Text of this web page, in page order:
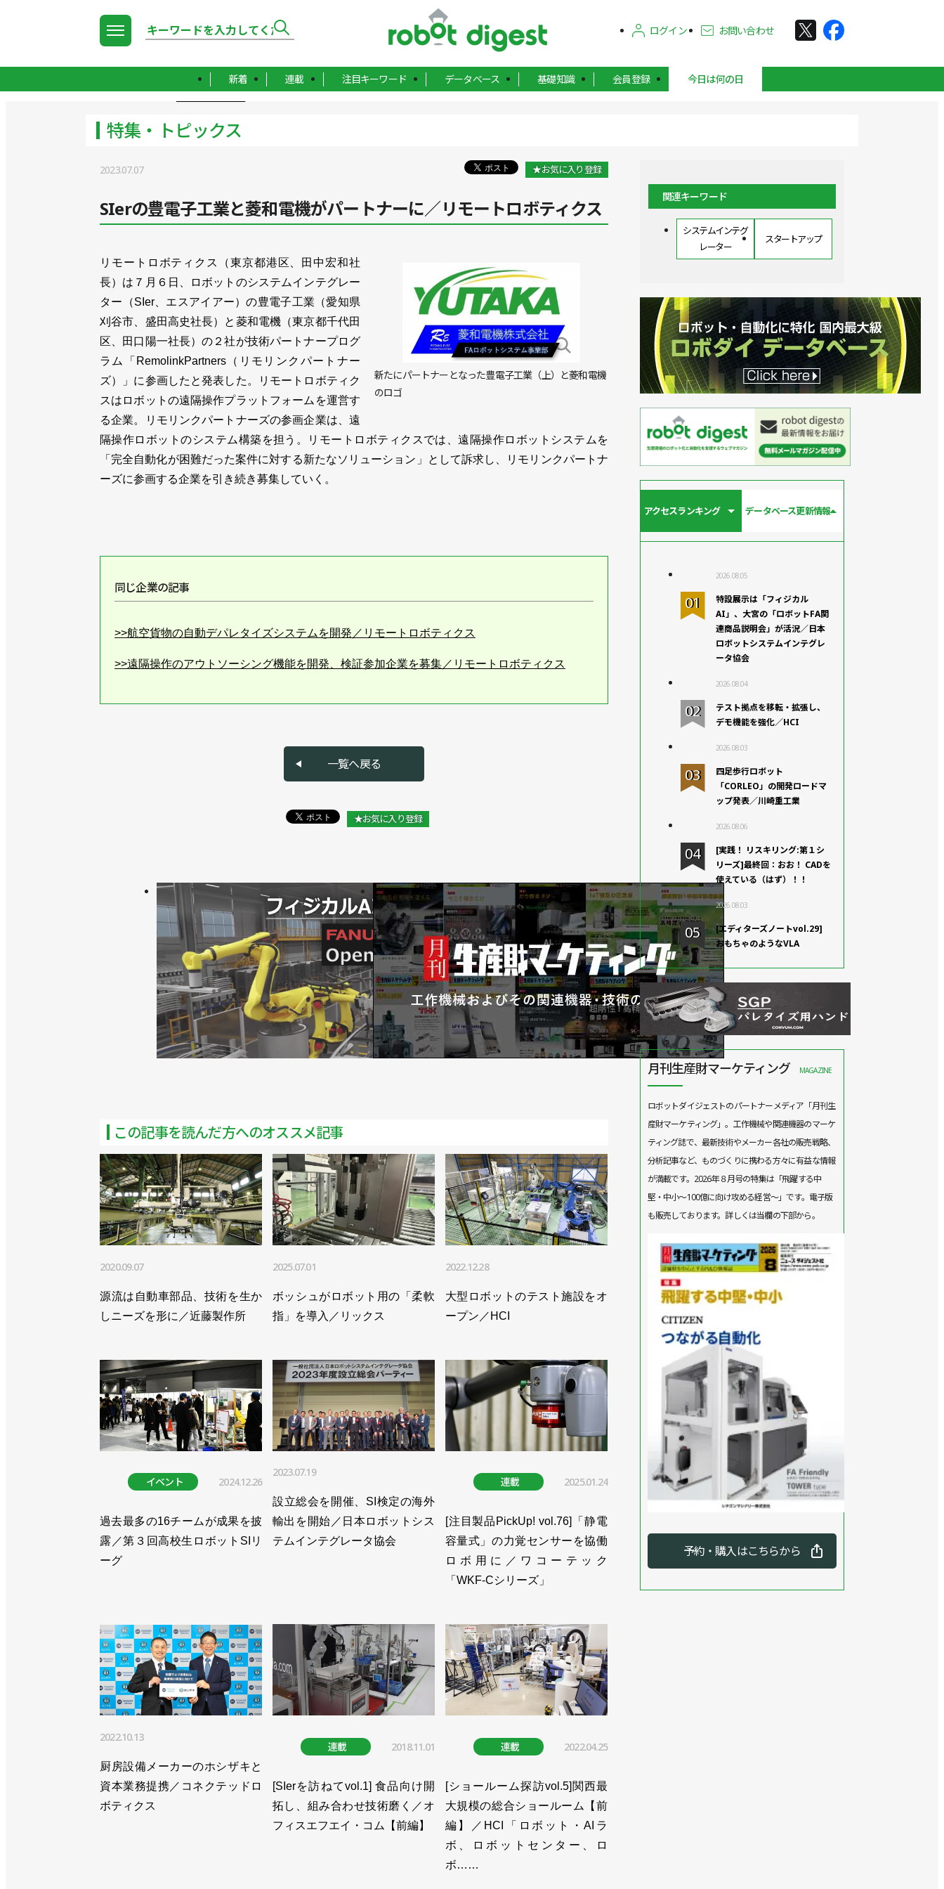
ログイン お問い合わせ
新着 連載 注目キーワード データベース 基礎知識 会員登録 今日は何の日
特集・トピックス
2023.07.07 ★お気に入り登録
SIerの豊電子工業と菱和電機がパートナーに／リモートロボティクス
新たにパートナーとなった豊電子工業（上）と菱和電機
のロゴ
リモートロボティクス（東京都港区、田中宏和社
長）は７月６日、ロボットのシステムインテグレー
ター（SIer、エスアイアー）の豊電子工業（愛知県
刈谷市、盛田高史社長）と菱和電機（東京都千代田
区、田口陽一社長）の２社が技術パートナープログ
ラム「RemolinkPartners（リモリンクパートナー
ズ）」に参画したと発表した。リモートロボティク
スはロボットの遠隔操作プラットフォームを運営す
る企業。リモリンクパートナーズの参画企業は、遠
隔操作ロボットのシステム構築を担う。リモートロボティクスでは、遠隔操作ロボットシステムを
「完全自動化が困難だった案件に対する新たなソリューション」として訴求し、リモリンクパートナ
ーズに参画する企業を引き続き募集していく。
同じ企業の記事
>>航空貨物の自動デパレタイズシステムを開発／リモートロボティクス
>>遠隔操作のアウトソーシング機能を開発、検証参加企業を募集／リモートロボティクス
>>川崎重工とスターテクノが遠隔ロボットのパートナーに／リモートロボティクス
>>遠隔操作システム開発のスモールスタートが可能に／リモートロボティクス
>>遠隔指示ロボットのサービスを開始／リモートロボティクス
>>最大500kmの遠隔地からロボットを操作、実証試験に成功／リモートロボティクス
一覧へ戻る
★お気に入り登録
この記事を読んだ方へのオススメ記事
2020.09.07
源流は自動車部品、技術を生か
しニーズを形に／近藤製作所
2025.07.01
ボッシュがロボット用の「柔軟
指」を導入／リックス
2022.12.28
大型ロボットのテスト施設をオ
ープン／HCI
イベント 2024.12.26
過去最多の16チームが成果を披
露／第３回高校生ロボットSIリ
ーグ
2023.07.19
設立総会を開催、SI検定の海外
輸出を開始／日本ロボットシス
テムインテグレータ協会
連載 2025.01.24
[注目製品PickUp! vol.76]「静電
容量式」の力覚センサーを協働
ロボ用に／ワコーテック
「WKF-Cシリーズ」
2022.10.13
厨房設備メーカーのホシザキと
資本業務提携／コネクテッドロ
ボティクス
連載 2018.11.01
[SIerを訪ねてvol.1] 食品向け開
拓し、組み合わせ技術磨く／オ
フィスエフエイ・コム【前編】
連載 2022.04.25
[ショールーム探訪vol.5]関西最
大規模の総合ショールーム【前
編】／HCI「ロボット・AIラ
ボ、ロボットセンター、ロ
ボ……
関連キーワード
システムインテグ
レーター
スタートアップ
アクセスランキング データベース更新情報
2026.08.05
特設展示は「フィジカル
AI」、大宮の「ロボットFA関
連商品説明会」が活況／日本
ロボットシステムインテグレ
ータ協会
2026.08.04
テスト拠点を移転・拡張し、
デモ機能を強化／HCI
2026.08.03
四足歩行ロボット
「CORLEO」の開発ロードマ
ップ発表／川崎重工業
2026.08.06
[実践！ リスキリング:第１シ
リーズ]最終回：おお！ CADを
使えている（はず）！！
2026.08.03
[エディターズノートvol.29]
おもちゃのようなVLA
月刊生産財マーケティング MAGAZINE
ロボットダイジェストのパートナーメディア「月刊生
産財マーケティング」。工作機械や関連機器のマーケ
ティング誌で、最新技術やメーカー各社の販売戦略、
分析記事など、ものづくりに携わる方々に有益な情報
が満載です。2026年８月号の特集は「飛躍する中
堅・中小～100億に向け攻める経営～」です。電子版
も販売しております。詳しくは当欄の下部から。
予約・購入はこちらから